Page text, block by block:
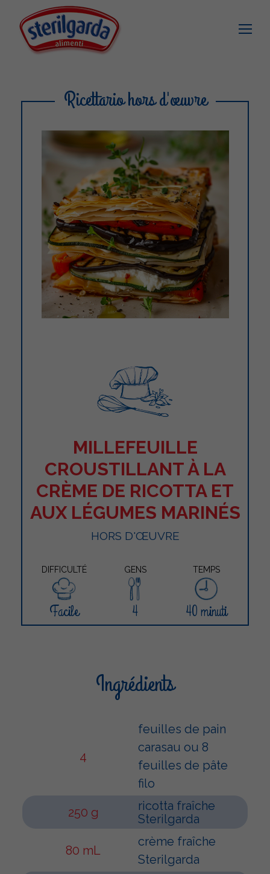
Ricettario hors d'œuvre
MILLEFEUILLE
CROUSTILLANT À LA
CRÈME DE RICOTTA ET
AUX LÉGUMES MARINÉS
HORS D'ŒUVRE
DIFFICULTÉ GENS TEMPS
Facile 4 40 minuti
Ingrédients
4
feuilles de pain
carasau ou 8
feuilles de pâte
filo
250 g
ricotta fraîche
Sterilgarda
80 mL
crème fraîche
Sterilgarda